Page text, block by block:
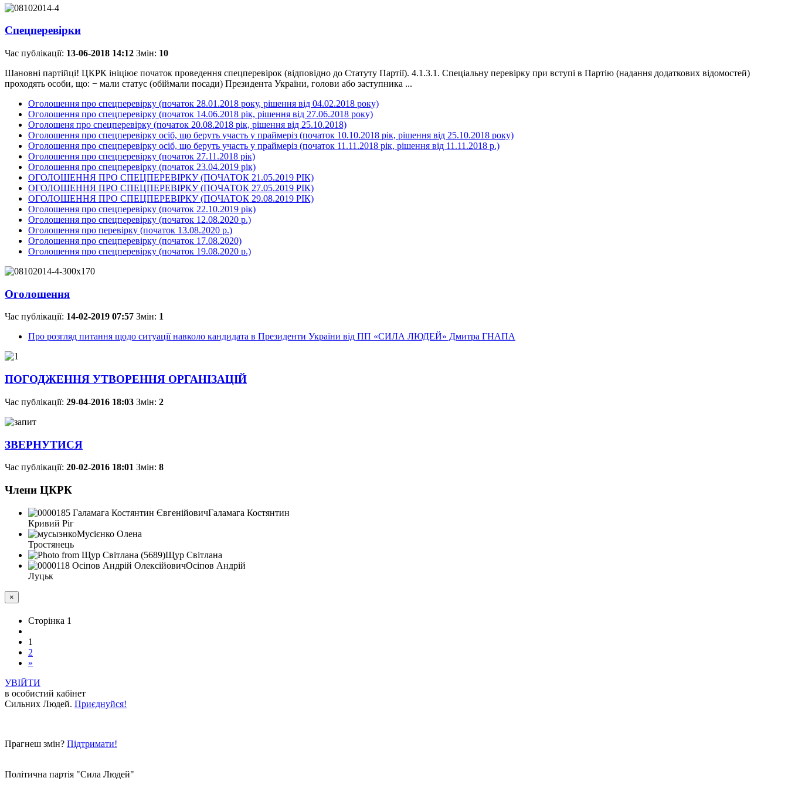
Спецперевірки
Час публікації: 13-06-2018 14:12 Змін: 10
Шановні партійці! ЦКРК ініціює початок проведення спецперевірок (відповідно до Статуту Партії). 4.1.3.1. Спеціальну перевірку при вступі в Партію (надання додаткових відомостей)
проходять особи, що: − мали статус (обіймали посади) Президента України, голови або заступника ...
Оголошення про спецперевірку (початок 28.01.2018 року, рішення від 04.02.2018 року)
Оголошення про спецперевірку (початок 14.06.2018 рік, рішення від 27.06.2018 року)
Оголошеня про спецперевірку (початок 20.08.2018 рік, рішення від 25.10.2018)
Оголошення про спецперевірку осіб, що беруть участь у праймеріз (початок 10.10.2018 рік, рішення від 25.10.2018 року)
Оголошення про спецперевірку осіб, що беруть участь у праймеріз (початок 11.11.2018 рік, рішення від 11.11.2018 р.)
Оголошення про спецперевірку (початок 27.11.2018 рік)
Оголошення про спецперевірку (початок 23.04.2019 рік)
ОГОЛОШЕННЯ ПРО СПЕЦПЕРЕВІРКУ (ПОЧАТОК 21.05.2019 РІК)
ОГОЛОШЕННЯ ПРО СПЕЦПЕРЕВІРКУ (ПОЧАТОК 27.05.2019 РІК)
ОГОЛОШЕННЯ ПРО СПЕЦПЕРЕВІРКУ (ПОЧАТОК 29.08.2019 РІК)
Оголошення про спецперевірку (початок 22.10.2019 рік)
Оголошення про спецперевірку (початок 12.08.2020 р.)
Оголошення про перевірку (початок 13.08.2020 р.)
Оголошення про спецперевірку (початок 17.08.2020)
Оголошення про спецперевірку (початок 19.08.2020 р.)
Оголошення
Час публікації: 14-02-2019 07:57 Змін: 1
Про розгляд питання щодо ситуації навколо кандидата в Президенти України від ПП «СИЛА ЛЮДЕЙ» Дмитра ГНАПА
ПОГОДЖЕННЯ УТВОРЕННЯ ОРГАНІЗАЦІЙ
Час публікації: 29-04-2016 18:03 Змін: 2
ЗВЕРНУТИСЯ
Час публікації: 20-02-2016 18:01 Змін: 8
Члени ЦКРК
Галамага Костянтин
Кривий Ріг
Мусієнко Олена
Тростянець
Щур Світлана
Осіпов Андрій
Луцьк
×
Сторінка 1
1
2
»
УВІЙТИ
в особистий кабінет
Сильних Людей. Приєднуйся!
Прагнеш змін? Підтримати!
Політична партія "Сила Людей"